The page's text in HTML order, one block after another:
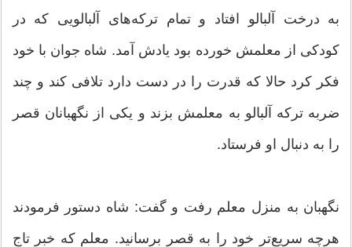
به درخت آلبالو افتاد و تمام تركه‌های آلبالویی كه در
كودكی از معلمش خورده بود یادش آمد. شاه جوان با خود
فكر كرد حالا كه قدرت را در دست دارد تلافی كند و چند
ضربه تركه آلبالو به معلمش بزند و یكی از نگهبانان قصر
را به دنبال او فرستاد.
نگهبان به منزل معلم رفت و گفت: شاه دستور فرمودند
هرچه سریع‌تر خود را به قصر برسانید. معلم كه خبر تاج